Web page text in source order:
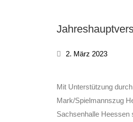
2. März 2023
Mit Unterstützung
Mark/Spielmannszug
Sachsenhalle Heessen